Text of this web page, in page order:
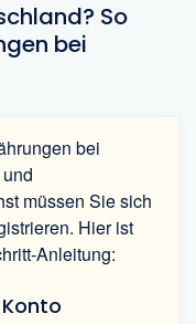
So
bei
bei
müssen Sie sich
Hier ist
Anleitung: